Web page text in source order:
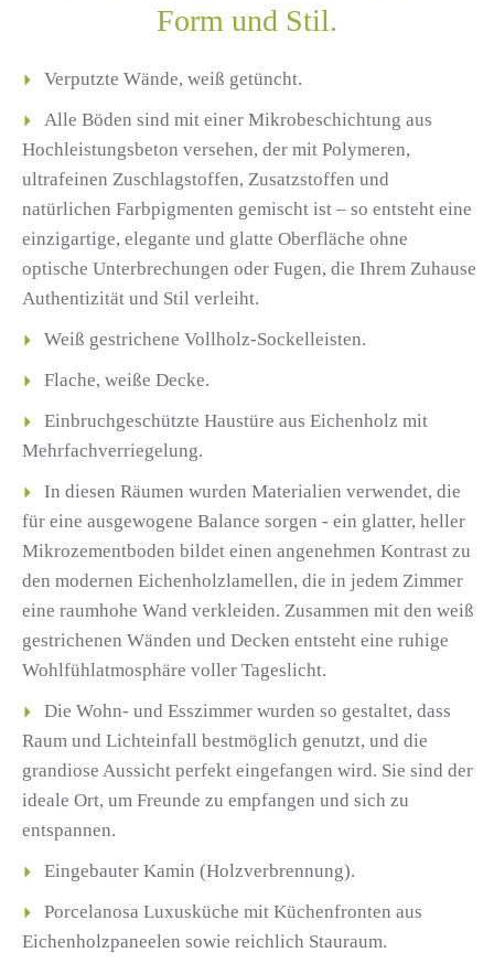
Form und Stil.
Verputzte Wände, weiß getüncht.
Alle Böden sind mit einer Mikrobeschichtung aus
Hochleistungsbeton versehen, der mit Polymeren,
ultrafeinen Zuschlagstoffen, Zusatzstoffen und
natürlichen Farbpigmenten gemischt ist – so entsteht eine
einzigartige, elegante und glatte Oberfläche ohne
optische Unterbrechungen oder Fugen, die Ihrem Zuhause
Authentizität und Stil verleiht.
Weiß gestrichene Vollholz-Sockelleisten.
Flache, weiße Decke.
Einbruchgeschützte Haustüre aus Eichenholz mit
Mehrfachverriegelung.
In diesen Räumen wurden Materialien verwendet, die
für eine ausgewogene Balance sorgen - ein glatter, heller
Mikrozementboden bildet einen angenehmen Kontrast zu
den modernen Eichenholzlamellen, die in jedem Zimmer
eine raumhohe Wand verkleiden. Zusammen mit den weiß
gestrichenen Wänden und Decken entsteht eine ruhige
Wohlfühlatmosphäre voller Tageslicht.
Die Wohn- und Esszimmer wurden so gestaltet, dass
Raum und Lichteinfall bestmöglich genutzt, und die
grandiose Aussicht perfekt eingefangen wird. Sie sind der
ideale Ort, um Freunde zu empfangen und sich zu
entspannen.
Eingebauter Kamin (Holzverbrennung).
Porcelanosa Luxusküche mit Küchenfronten aus
Eichenholzpaneelen sowie reichlich Stauraum.